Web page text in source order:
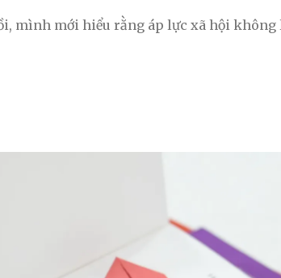
mình mới hiểu rằng áp lực xã hội